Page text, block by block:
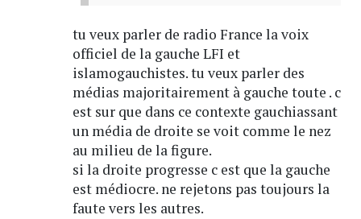
tu veux parler de radio France la voix
officiel de la gauche LFI et
islamogauchistes. tu veux parler des
médias majoritairement à gauche toute . c
est sur que dans ce contexte gauchiassant
un média de droite se voit comme le nez
au milieu de la figure.
si la droite progresse c est que la gauche
est médiocre. ne rejetons pas toujours la
faute vers les autres.